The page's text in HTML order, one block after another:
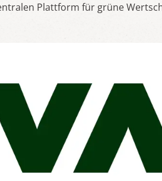
Plattform für grüne